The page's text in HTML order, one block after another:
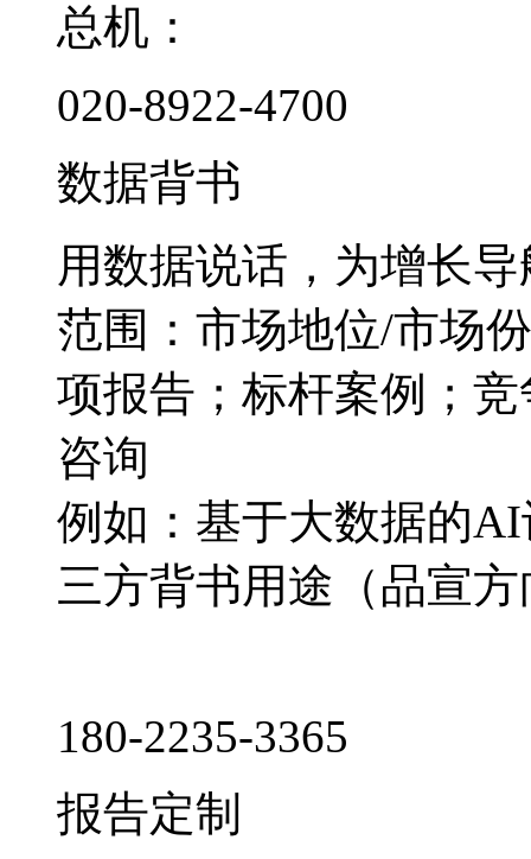
总机：
020-8922-4700
数据背书
用数据说话，为增长导
范围：市场地位/市场
项报告；标杆案例；
咨询
例如：基于大数据的
三方背书用途（品宣
180-2235-3365
报告定制